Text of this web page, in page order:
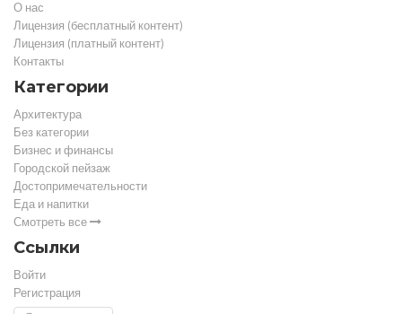
О нас
Лицензия (бесплатный контент)
Лицензия (платный контент)
Контакты
Категории
Архитектура
Без категории
Бизнес и финансы
Городской пейзаж
Достопримечательности
Еда и напитки
Смотреть все
Ссылки
Войти
Регистрация